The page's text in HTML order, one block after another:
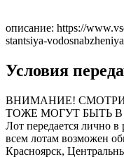
описание: https://
stantsiya-
Условия
ВНИМАНИЕ!
ТОЖЕ МОГУТ БЫТЬ В
Лот передается лично
всем лотам возможен
Красноярск,